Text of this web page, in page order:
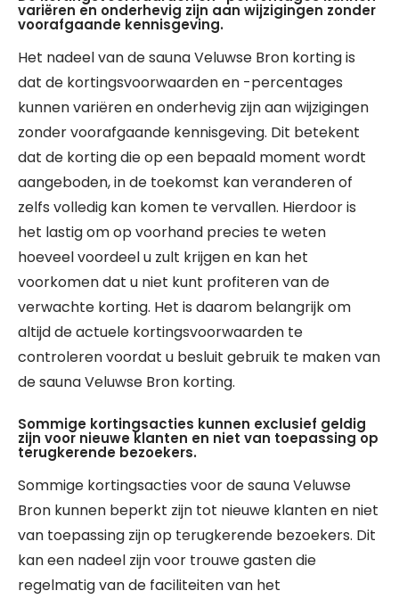
variëren en onderhevig zijn aan wijzigingen zonder
voorafgaande kennisgeving.
Het nadeel van de sauna Veluwse Bron korting is
dat de kortingsvoorwaarden en -percentages
kunnen variëren en onderhevig zijn aan wijzigingen
zonder voorafgaande kennisgeving. Dit betekent
dat de korting die op een bepaald moment wordt
aangeboden, in de toekomst kan veranderen of
zelfs volledig kan komen te vervallen. Hierdoor is
het lastig om op voorhand precies te weten
hoeveel voordeel u zult krijgen en kan het
voorkomen dat u niet kunt profiteren van de
verwachte korting. Het is daarom belangrijk om
altijd de actuele kortingsvoorwaarden te
controleren voordat u besluit gebruik te maken van
de sauna Veluwse Bron korting.
Sommige kortingsacties kunnen exclusief geldig
zijn voor nieuwe klanten en niet van toepassing op
terugkerende bezoekers.
Sommige kortingsacties voor de sauna Veluwse
Bron kunnen beperkt zijn tot nieuwe klanten en niet
van toepassing zijn op terugkerende bezoekers. Dit
kan een nadeel zijn voor trouwe gasten die
regelmatig van de faciliteiten van het